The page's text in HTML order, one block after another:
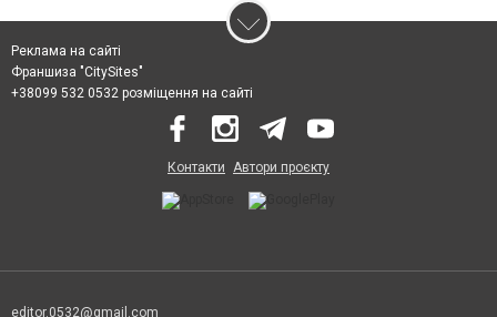
Реклама на сайті
Франшиза "CitySites"
+38099 532 0532 розміщення на сайті
Контакти Автори проєкту
editor.0532@gmail.com